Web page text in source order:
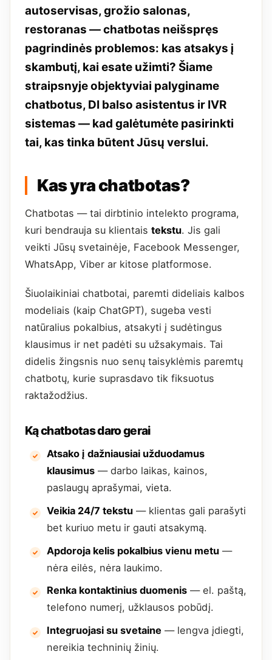
autoservisas, grožio salonas,
restoranas — chatbotas neišspręs
pagrindinės problemos: kas atsakys į
skambutį, kai esate užimti? Šiame
straipsnyje objektyviai palyginame
chatbotus, DI balso asistentus ir IVR
sistemas — kad galėtumėte pasirinkti
tai, kas tinka būtent Jūsų verslui.
Kas yra chatbotas?
Chatbotas — tai dirbtinio intelekto programa,
kuri bendrauja su klientais tekstu. Jis gali
veikti Jūsų svetainėje, Facebook Messenger,
WhatsApp, Viber ar kitose platformose.
Šiuolaikiniai chatbotai, paremti dideliais kalbos
modeliais (kaip ChatGPT), sugeba vesti
natūralius pokalbius, atsakyti į sudėtingus
klausimus ir net padėti su užsakymais. Tai
didelis žingsnis nuo senų taisyklėmis paremtų
chatbotų, kurie suprasdavo tik fiksuotus
raktažodžius.
Ką chatbotas daro gerai
Atsako į dažniausiai užduodamus
klausimus — darbo laikas, kainos,
paslaugų aprašymai, vieta.
Veikia 24/7 tekstu — klientas gali parašyti
bet kuriuo metu ir gauti atsakymą.
Apdoroja kelis pokalbius vienu metu —
nėra eilės, nėra laukimo.
Renka kontaktinius duomenis — el. paštą,
telefono numerį, užklausos pobūdį.
Integruojasi su svetaine — lengva įdiegti,
nereikia techninių žinių.